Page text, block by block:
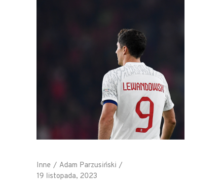
Inne
Adam Parzusiński
19 listopada, 2023